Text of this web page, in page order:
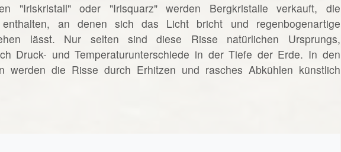
"Iriskristall" oder "Irisquarz" werden Bergkristalle verkauft, die
an denen sich das Licht bricht und regenbogenartige
lässt. Nur selten sind diese Risse natürlichen Ursprungs,
Druck- und Temperaturunterschiede in der Tiefe der Erde. In den
werden die Risse durch Erhitzen und rasches Abkühlen künstlich